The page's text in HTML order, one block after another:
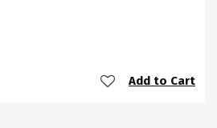
Add to Cart